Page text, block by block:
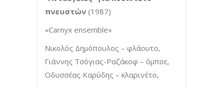
πνευστών (1987)
«Carnyx ensemble»
Νικολός Δημόπουλος – φλάουτο,
Γιάννης Τσόγιας-Ραζάκοφ – όμποε,
Οδυσσέας Καρύδης – κλαρινέτο,